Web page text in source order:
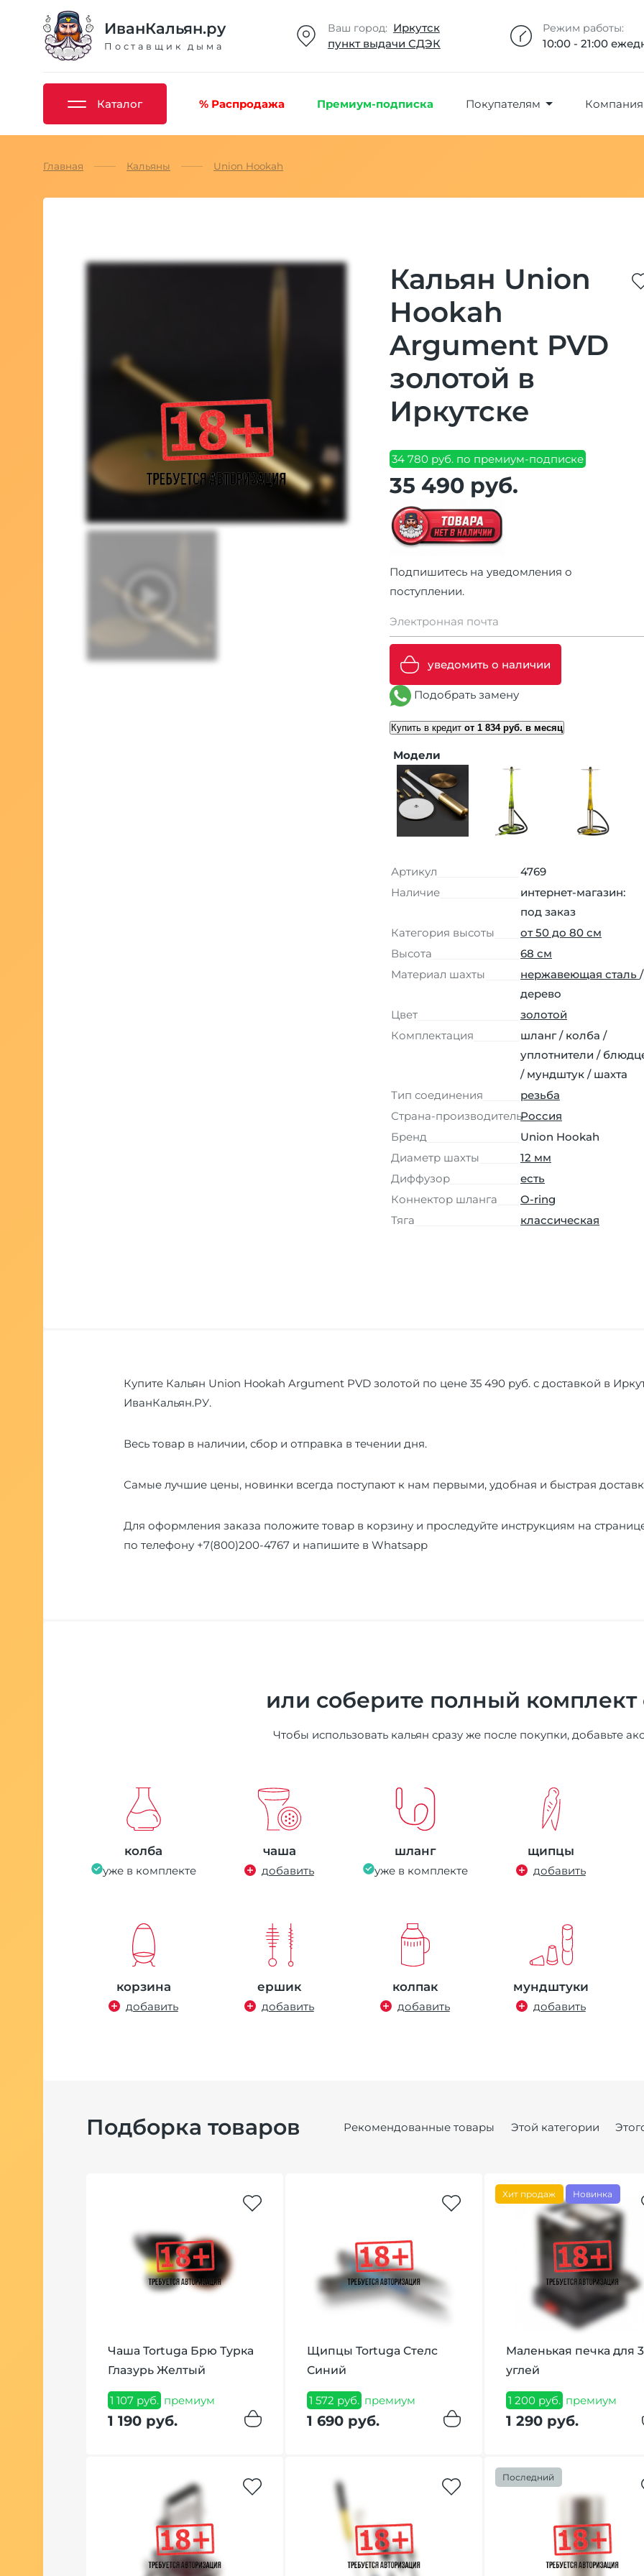
ИванКальян.ру
Поставщик дыма
Ваш город: Иркутск
пункт выдачи СДЭК
Режим работы:
10:00 - 21:00
Каталог % Распродажа Премиум-подписка Покупателям Компания
Товар добавлен в избранное
Добавлено максимальное кол-во товара
Главная Кальяны Union Hookah
Кальян Union
Hookah
Argument PVD
золотой в
Иркутске
34 780 руб. по премиум-подписке
35 490 руб.
Подпишитесь на уведомления о
поступлении.
Электронная почта
уведомить о наличии
Подобрать замену
Купить в кредит от 1 834 руб. в месяц
Модели
Артикул
4769
Наличие
интернет-магазин:
под заказ
Категория высоты
от 50 до 80 см
Высота
68 см
Материал шахты
нержавеющая сталь /
дерево
Цвет
золотой
Комплектация
шланг / колба /
уплотнители /
/ мундштук / шахта
Тип соединения
резьба
Страна-производительРоссия
Бренд
Union Hookah
Диаметр шахты
12 мм
Диффузор
есть
Коннектор шланга
O-ring
Тяга
классическая
Купите Кальян Union Hookah Argument PVD золотой по цене 35 490 руб. с доставкой в
ИванКальян.РУ.
Весь товар в наличии, сбор и отправка в течении дня.
Самые лучшие цены, новинки всегда поступают к нам первыми, удобная и быстрая
Для оформления заказа положите товар в корзину и проследуйте инструкциям на
по телефону +7(800)200-4767 и напишите в Whatsapp
или соберите полный комплект
Чтобы использовать кальян сразу же после покупки, добавьте
колба
уже в комплекте
чаша
добавить
шланг
уже в комплекте
щипцы
добавить
корзина
добавить
ершик
добавить
колпак
добавить
мундштуки
добавить
Подборка товаров Рекомендованные товары Этой категории
Чаша Tortuga Брю Турка
Глазурь Желтый
1 107 руб. премиум
1 190 руб.
Щипцы Tortuga Стелс
Синий
1 572 руб. премиум
1 690 руб.
Хит продаж Новинка
Маленькая печка для
углей
1 200 руб. премиум
1 290 руб.
Последний